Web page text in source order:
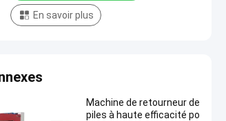
En savoir plus
Machine de retourneur de
piles à haute efficacité po